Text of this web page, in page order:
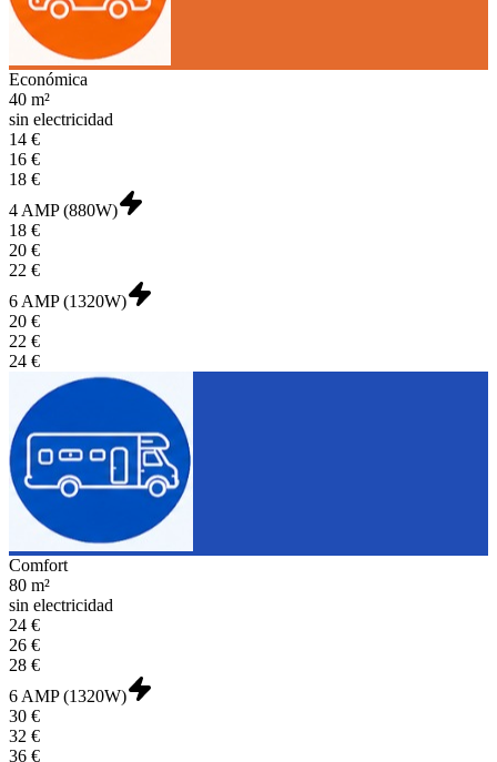
Económica
40 m²
sin electricidad
14 €
16 €
18 €
4 AMP (880W)
18 €
20 €
22 €
6 AMP (1320W)
20 €
22 €
24 €
Comfort
80 m²
sin electricidad
24 €
26 €
28 €
6 AMP (1320W)
30 €
32 €
36 €